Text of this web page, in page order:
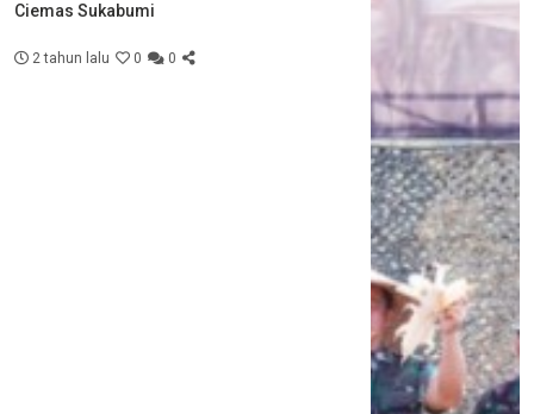
Ciemas Sukabumi
2 tahun lalu 0 0